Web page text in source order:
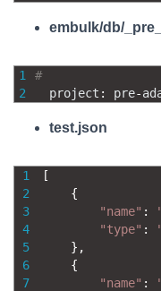
embulk/db/
1
2
#
project : pre-
test.json
1
2
3
4
5
6
7
[
{
"name" :
"type" :
} ,
{
"name" :